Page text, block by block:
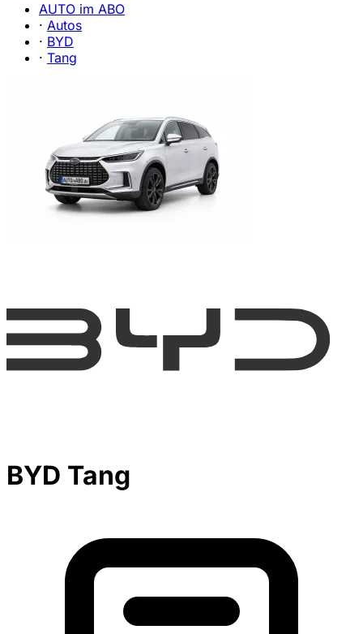
AUTO im ABO
· Autos
· BYD
· Tang
BYD Tang